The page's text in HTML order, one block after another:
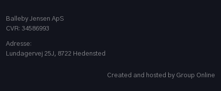
Balleby Jensen ApS
CVR​: 34586993
Adresse:
Lundagervej 25J, 8722 Hedensted​
Created and hosted by Group Online